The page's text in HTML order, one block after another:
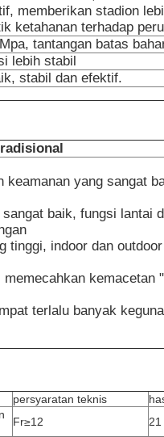
memberikan stadion
ketahanan terhadap
tantangan batas
lebih stabil
stabil dan efektif.
keamanan yang sangat
baik, fungsi lantai
tinggi, indoor dan
kemacetan
terlalu banyak
persyaratan teknis
Fr≥12
21